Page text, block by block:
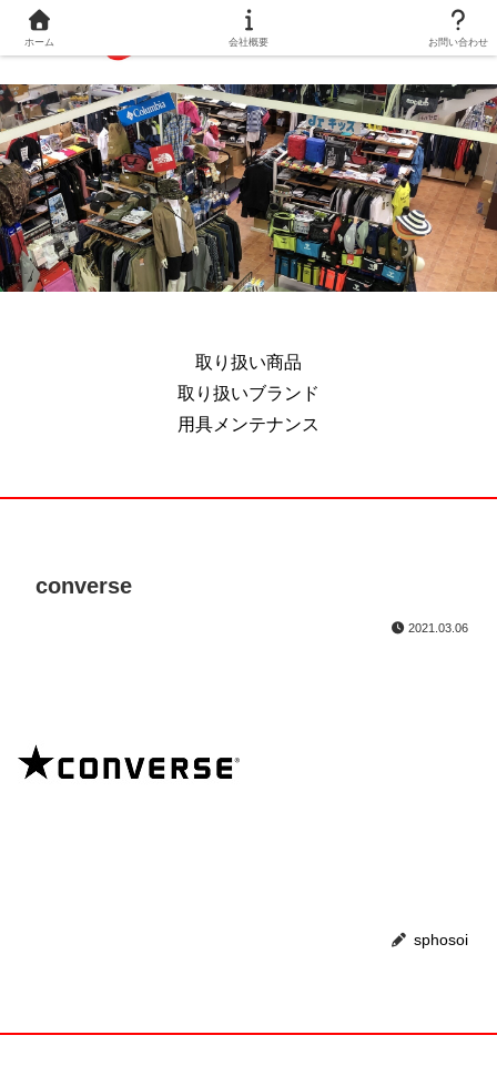
取り扱い商品
取り扱いブランド
用具メンテナンス
converse
2021.03.06
sphosoi
ホーム 会社概要 お問い合わせ